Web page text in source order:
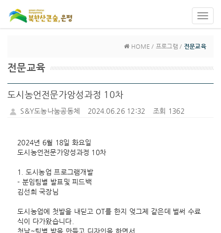
HOME / 프로그램 / 전문교육
전문교육
도시농언전문가앙성과정 10차
S&Y도농나눔공동체 2024.06.26 12:32 조회 1362
2024년 6월 18일 화요일
도시농언전문가앙성과정 10차
1. 도시농업 프로그램개발
- 분임팀별 발표및 피드백
김선희 국장님
도시농업에 첫발을 내딛고 OT를 한지 엊그제 같은데 벌써 수료
식이 다가왔습니다.
첫날~팀별 밭을 만들고 디자인을 하면서